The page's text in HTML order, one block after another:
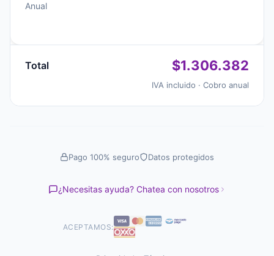
Anual
Total $1.306.382
IVA incluido · Cobro anual
Pago 100% seguro Datos protegidos
¿Necesitas ayuda? Chatea con nosotros
ACEPTAMOS: